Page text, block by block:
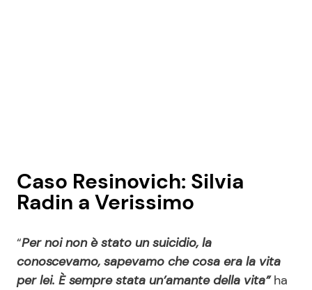
Caso Resinovich: Silvia
Radin a Verissimo
“Per noi non è stato un suicidio, la
conoscevamo, sapevamo che cosa era la vita
per lei. È sempre stata un’amante della vita”ha